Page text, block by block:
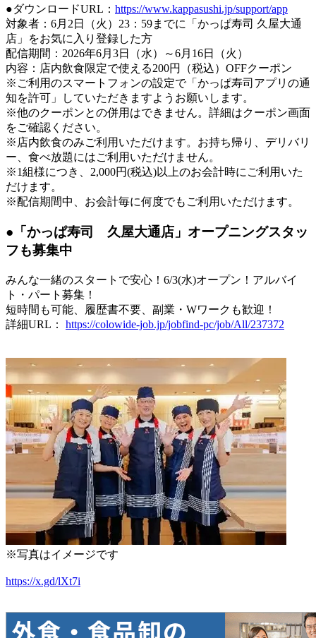
●ダウンロードURL： https://www.kappasushi.jp/support/app
対象者：6月2日（火）23：59までに「かっぱ寿司 久屋大通
店」をお気に入り登録した方
配信期間：2026年6月3日（水）～6月16日（火）
内容：店内飲食限定で使える200円（税込）OFFクーポン
※ご利用のスマートフォンの設定で「かっぱ寿司アプリの通
知を許可」していただきますようお願いします。
※他のクーポンとの併用はできません。詳細はクーポン画面
をご確認ください。
※店内飲食のみご利用いただけます。お持ち帰り、デリバリ
ー、食べ放題にはご利用いただけません。
※1組様につき、2,000円(税込)以上のお会計時にご利用いた
だけます。
※配信期間中、お会計毎に何度でもご利用いただけます。
●「かっぱ寿司 久屋大通店」オープニングスタッ
フも募集中
みんな一緒のスタートで安心！6/3(水)オープン！アルバイ
ト・パート募集！
短時間も可能、履歴書不要、副業・Wワークも歓迎！
詳細URL： https://colowide-job.jp/jobfind-pc/job/All/237372
※写真はイメージです
https://x.gd/lXt7i